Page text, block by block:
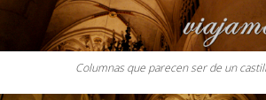
Columnas que parecen ser de un